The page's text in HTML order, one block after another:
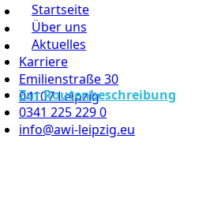
Startseite
Über uns
Aktuelles
Karriere
Emilienstraße 30
04107 Leipzig
Zur Routenbeschreibung
0341 225 229 0
info@awi-leipzig.eu